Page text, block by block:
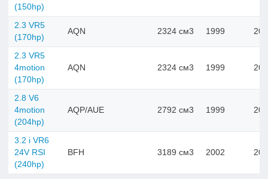
(150hp)
2.3 VR5
(170hp)
AQN 2324 см3 1999
2.3 VR5
4motion
(170hp)
AQN 2324 см3 1999
2.8 V6
4motion
(204hp)
AQP/AUE 2792 см3 1999
3.2 i VR6
24V RSI
(240hp)
BFH 3189 см3 2002